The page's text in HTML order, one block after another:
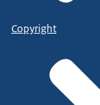
Copyright